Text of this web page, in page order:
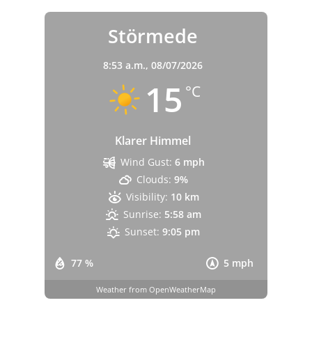
Störmede
8:53 a.m., 08/07/2026
15 °C
Klarer Himmel
77 % 5 mph
Wind Gust: 6 mph
Clouds: 9%
Visibility: 10 km
Sunrise: 5:58 am
Sunset: 9:05 pm
Weather from OpenWeatherMap